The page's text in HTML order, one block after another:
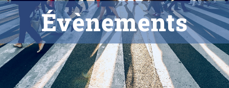
Évènements